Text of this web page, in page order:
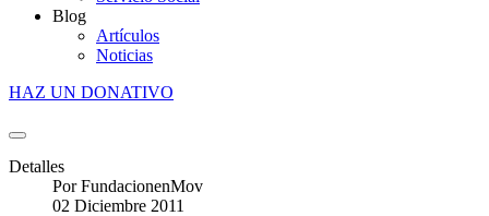
Blog
Artículos
Noticias
HAZ UN DONATIVO
Detalles
PorFundacionenMov
02 Diciembre 2011